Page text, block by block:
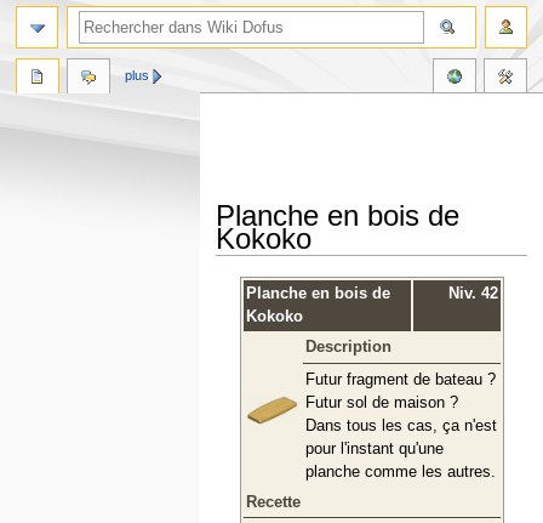
Planche en bois de
Kokoko
Planche en bois de
Kokoko
Niv. 42
Description
Futur fragment de bateau ?
Futur sol de maison ?
Dans tous les cas, ça n'est
pour l'instant qu'une
planche comme les autres.
Recette
plus